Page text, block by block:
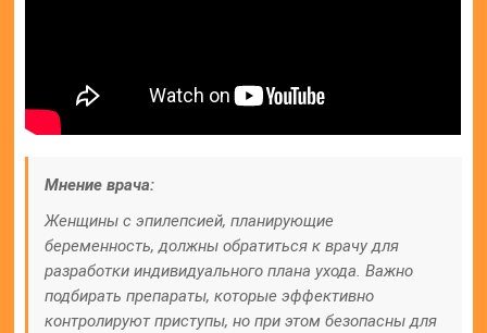
Мнение врача:
Женщины с эпилепсией, планирующие
беременность, должны обратиться к врачу для
разработки индивидуального плана ухода. Важно
подбирать препараты, которые эффективно
контролируют приступы, но при этом безопасны для